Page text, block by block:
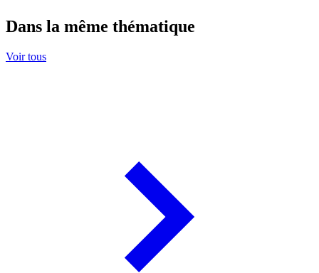
Dans la même thématique
Voir tous